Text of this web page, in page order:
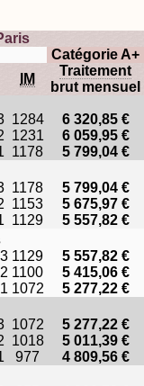
Catégorie A+
IM
Traitement
brut mensuel
1284
6 320,85 €
1231
6 059,95 €
1178
5 799,04 €
1178
5 799,04 €
1153
5 675,97 €
1129
5 557,82 €
1129
5 557,82 €
1100
5 415,06 €
1072
5 277,22 €
1072
5 277,22 €
1018
5 011,39 €
977
4 809,56 €